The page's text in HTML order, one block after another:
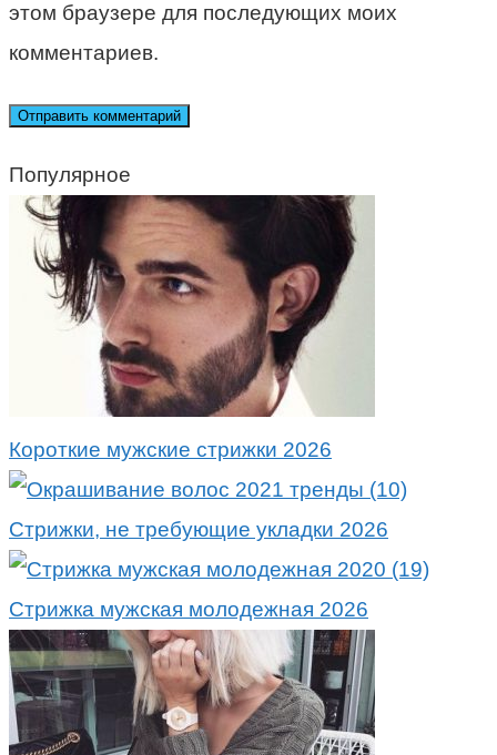
этом браузере для последующих моих
комментариев.
Популярное
Короткие мужские стрижки 2026
Стрижки, не требующие укладки 2026
Стрижка мужская молодежная 2026